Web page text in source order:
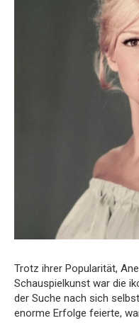
Trotz ihrer Popularität,
Schauspielkunst war die
der Suche nach sich
enorme Erfolge feierte,